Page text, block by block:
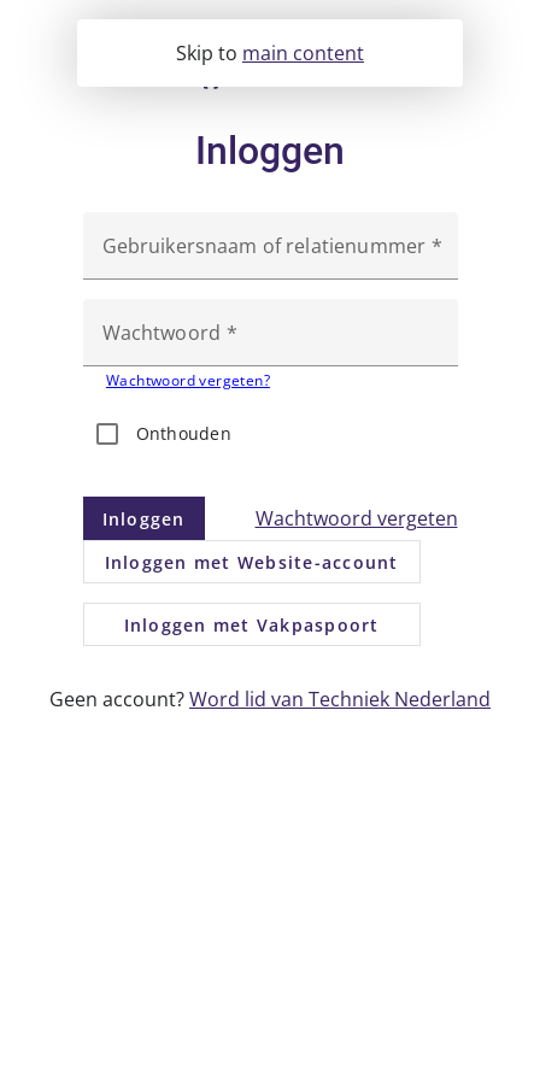
Skip to main content
Inloggen
Gebruikersnaam of relatienummer
Wachtwoord
Wachtwoord vergeten?
Onthouden
Inloggen Wachtwoord vergeten
Inloggen met Website-account
Inloggen met Vakpaspoort
Geen account?Word lid van Techniek Nederland